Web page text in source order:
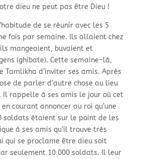
dieu ne peut pas être Dieu !
de se réunir avec les 5
fois par semaine. Ils allaient chez
ils mangeaient, buvaient et
(ghibate). Cette semaine-là,
Tamlikha d’inviter ses amis. Après
de parler d’autre chose au lieu
Il rappelle à ses amis le jour où cet
courant annoncer au roi qu’une
soldats étaient sur le point de les
à ses amis qu’il trouve très
qui se proclame être dieu soit
seulement 10 000 soldats. Il leur